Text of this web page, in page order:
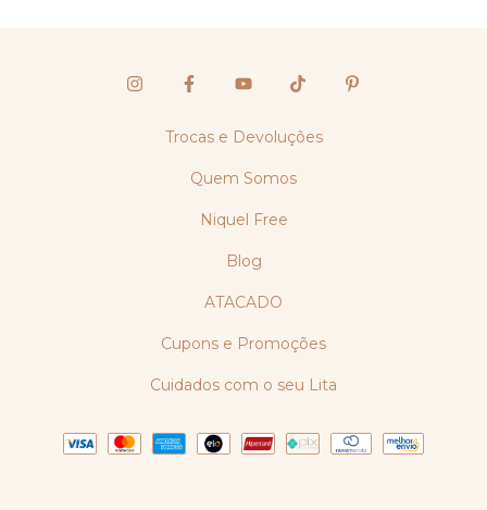
Trocas e Devoluções
Quem Somos
Niquel Free
Blog
ATACADO
Cupons e Promoções
Cuidados com o seu Lita